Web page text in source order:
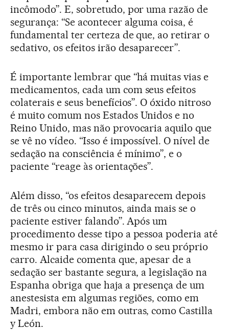
incômodo”. E, sobretudo, por uma razão de
segurança: “Se acontecer alguma coisa, é
fundamental ter certeza de que, ao retirar o
sedativo, os efeitos irão desaparecer”.
É importante lembrar que “há muitas vias e
medicamentos, cada um com seus efeitos
colaterais e seus benefícios”. O óxido nitroso
é muito comum nos Estados Unidos e no
Reino Unido, mas não provocaria aquilo que
se vê no vídeo. “Isso é impossível. O nível de
sedação na consciência é mínimo”, e o
paciente “reage às orientações”.
Além disso, “os efeitos desaparecem depois
de três ou cinco minutos, ainda mais se o
paciente estiver falando”. Após um
procedimento desse tipo a pessoa poderia até
mesmo ir para casa dirigindo o seu próprio
carro. Alcaide comenta que, apesar de a
sedação ser bastante segura, a legislação na
Espanha obriga que haja a presença de um
anestesista em algumas regiões, como em
Madri, embora não em outras, como Castilla
y León.